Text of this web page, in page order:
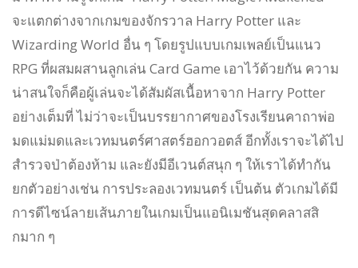
จะแตกต่างจากเกมของจักรวาล Harry Potter และ
Wizarding World อื่น ๆ โดยรูปแบบเกมเพลย์เป็นแนว
RPG ที่ผสมผสานลูกเล่น Card Game เอาไว้ด้วยกัน ความ
น่าสนใจก็คือผู้เล่นจะได้สัมผัสเนื้อหาจาก Harry Potter
อย่างเต็มที่ ไม่ว่าจะเป็นบรรยากาศของโรงเรียนคาถาพ่อ
มดแม่มดและเวทมนตร์ศาสตร์ฮอกวอตส์ อีกทั้งเราจะได้ไป
สำรวจป่าต้องห้าม และยังมีอีเวนต์สนุก ๆ ให้เราได้ทำกัน
ยกตัวอย่างเช่น การประลองเวทมนตร์ เป็นต้น ตัวเกมได้มี
การดีไซน์ลายเส้นภายในเกมเป็นแอนิเมชันสุดคลาสสิ
กมาก ๆ